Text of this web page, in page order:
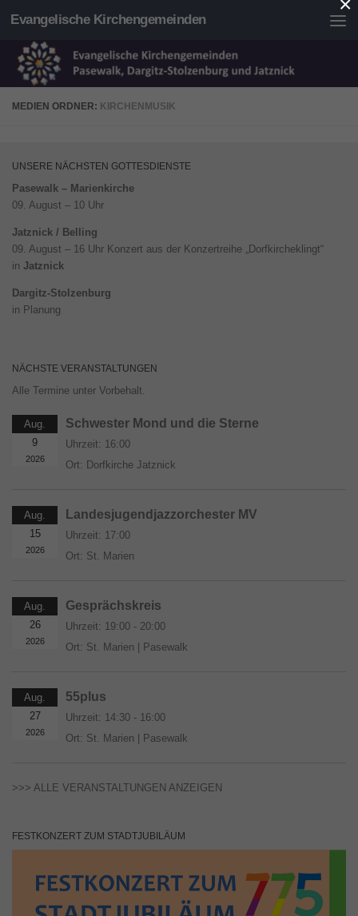
Unter dem Inhalt
Evangelische Kirchengemeinden
MEDIEN ORDNER: KIRCHENMUSIK
UNSERE NÄCHSTEN GOTTESDIENSTE
Pasewalk – Marienkirche
09. August – 10 Uhr
Jatznick / Belling
09. August – 16 Uhr Konzert aus der Konzertreihe „Dorfkircheklingt“
in Jatznick
Dargitz-Stolzenburg
in Planung
NÄCHSTE VERANSTALTUNGEN
Alle Termine unter Vorbehalt.
Aug.
9
2026
Schwester Mond und die Sterne
Uhrzeit: 16:00
Ort: Dorfkirche Jatznick
Aug.
15
2026
Landesjugendjazzorchester MV
Uhrzeit: 17:00
Ort: St. Marien
Aug.
26
2026
Gesprächskreis
Uhrzeit: 19:00 - 20:00
Ort: St. Marien | Pasewalk
Aug.
27
2026
55plus
Uhrzeit: 14:30 - 16:00
Ort: St. Marien | Pasewalk
>>> ALLE VERANSTALTUNGEN ANZEIGEN
FESTKONZERT ZUM STADTJUBILÄUM